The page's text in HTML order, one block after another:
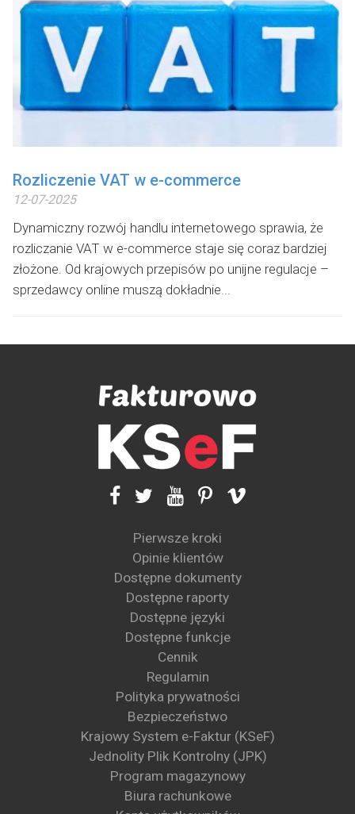
Rozliczenie VAT w e-commerce
12-07-2025
Dynamiczny rozwój handlu internetowego sprawia, że
rozliczanie VAT w e-commerce staje się coraz bardziej
złożone. Od krajowych przepisów po unijne regulacje –
sprzedawcy online muszą dokładnie...
Pierwsze kroki
Opinie klientów
Dostępne dokumenty
Dostępne raporty
Dostępne języki
Dostępne funkcje
Cennik
Regulamin
Polityka prywatności
Bezpieczeństwo
Krajowy System e-Faktur (KSeF)
Jednolity Plik Kontrolny (JPK)
Program magazynowy
Biura rachunkowe